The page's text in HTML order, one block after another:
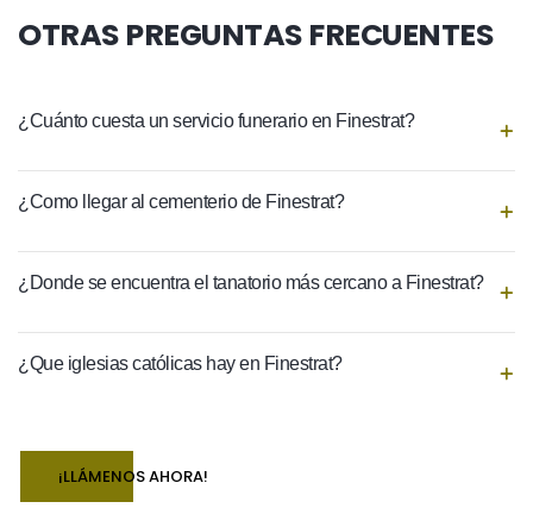
OTRAS PREGUNTAS FRECUENTES
¿Cuánto cuesta un servicio funerario en Finestrat?
¿Como llegar al cementerio de Finestrat?
¿Donde se encuentra el tanatorio más cercano a Finestrat?
¿Que iglesias católicas hay en Finestrat?
¡LLÁMENOS AHORA!